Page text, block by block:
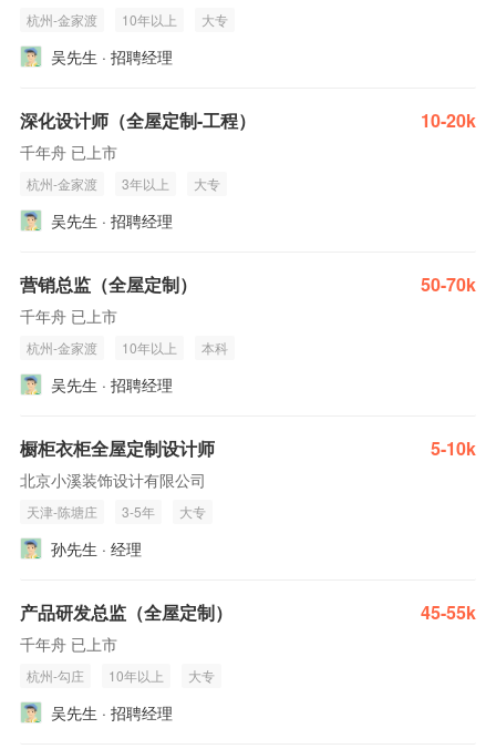
杭州-金家渡 10年以上 大专
吴先生 · 招聘经理
深化设计师（全屋定制-工程） 10-20k
千年舟 已上市
杭州-金家渡 3年以上 大专
吴先生 · 招聘经理
营销总监（全屋定制） 50-70k
千年舟 已上市
杭州-金家渡 10年以上 本科
吴先生 · 招聘经理
橱柜衣柜全屋定制设计师 5-10k
北京小溪装饰设计有限公司
天津-陈塘庄 3-5年 大专
孙先生 · 经理
产品研发总监（全屋定制） 45-55k
千年舟 已上市
杭州-勾庄 10年以上 大专
吴先生 · 招聘经理